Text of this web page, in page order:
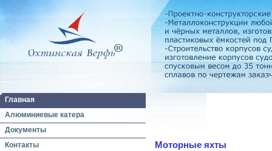
Главная
Алюминиевые катера
Документы
Контакты
Моторные яхты